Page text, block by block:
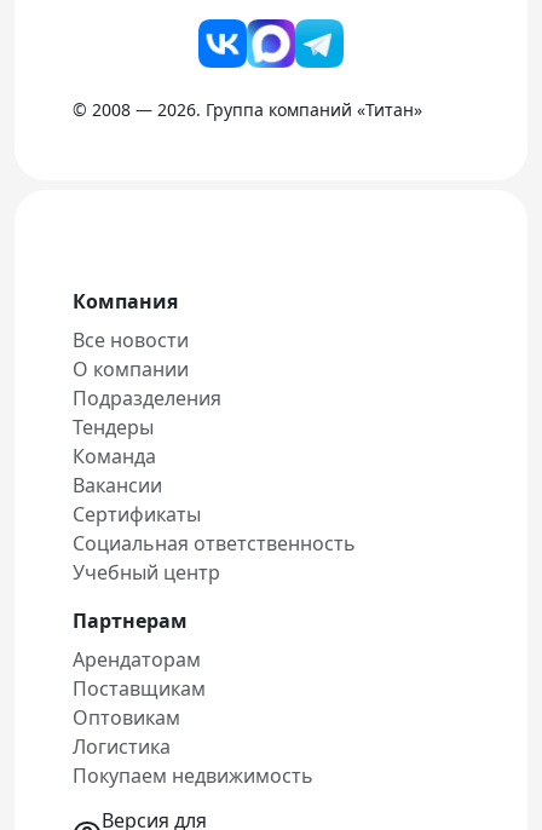
© 2008 — 2026. Группа компаний «Титан»
Компания
Все новости
О компании
Подразделения
Тендеры
Команда
Вакансии
Сертификаты
Социальная ответственность
Учебный центр
Партнерам
Арендаторам
Поставщикам
Оптовикам
Логистика
Покупаем недвижимость
Версия для